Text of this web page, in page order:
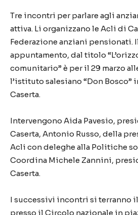
Tre incontri per parlare agli
attiva. Li organizzano le Acli di
Federazione anziani pensionati.
appuntamento, dal titolo
comunitario” è per il 29 marzo
l’istituto salesiano “Don Bosco”
Caserta.
Intervengono Aida Pavesio,
Caserta, Antonio Russo, della
Acli con deleghe alla Politiche
Coordina Michele Zannini,
Caserta.
I successivi incontri si terranno il
presso il Circolo nazionale in